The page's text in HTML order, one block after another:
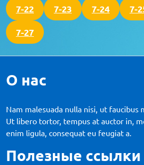
7-22 7-23 7-24 7-
7-27
О нас
Nam malesuada nulla nisi, ut faucibus
Ut libero tortor, tempus at auctor in,
enim ligula, consequat eu feugiat a.
Полезные ссылки